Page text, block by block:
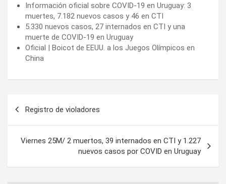
Información oficial sobre COVID-19 en Uruguay: 3
muertes, 7.182 nuevos casos y 46 en CTI
5.330 nuevos casos, 27 internados en CTI y una
muerte de COVID-19 en Uruguay
Oficial | Boicot de EEUU. a los Juegos Olímpicos en
China
entradas
Registro de violadores
Viernes 25M/ 2 muertos, 39 internados en CTI y 1.227
nuevos casos por COVID en Uruguay